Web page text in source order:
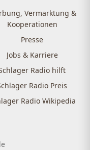
Vermarktung &
Kooperationen
Presse
Jobs & Karriere
Radio hilft
Radio Preis
Radio Wikipedia